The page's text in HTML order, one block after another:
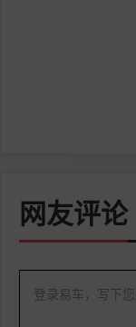
网友评论
登录易车，写下